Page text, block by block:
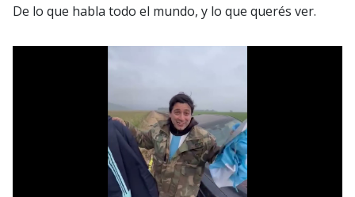
De lo que habla todo el mundo, y lo que querés ver.